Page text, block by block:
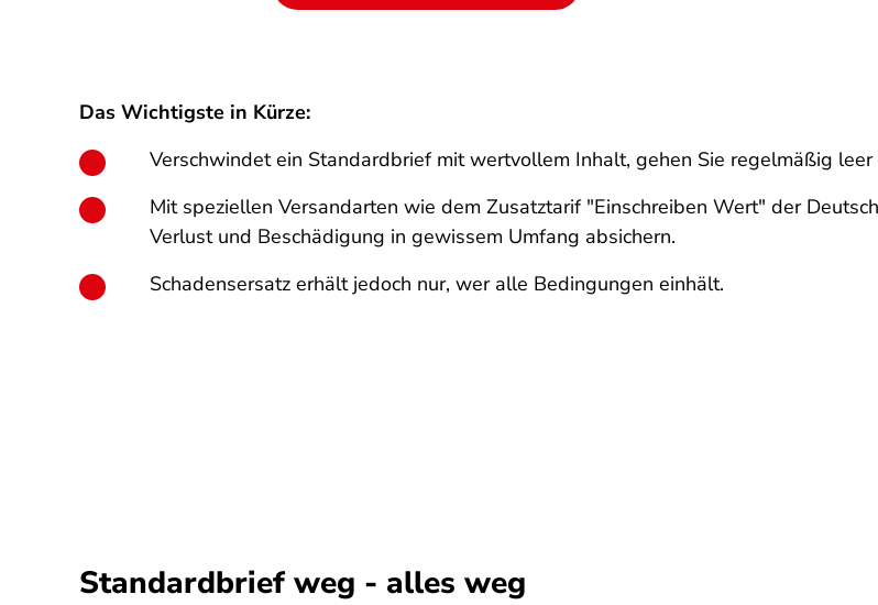
Das Wichtigste in Kürze:
Verschwindet ein Standardbrief mit wertvollem Inhalt, gehen Sie regelmäßig leer
Mit speziellen Versandarten wie dem Zusatztarif "Einschreiben Wert" der
Verlust und Beschädigung in gewissem Umfang absichern.
Schadensersatz erhält jedoch nur, wer alle Bedingungen einhält.
Standardbrief weg - alles weg